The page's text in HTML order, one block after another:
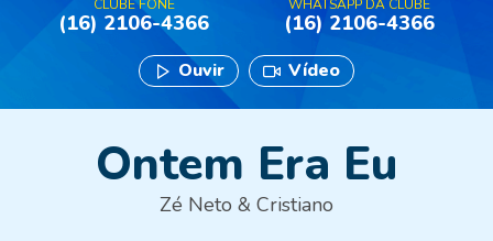
CLUBE FONE
(16) 2106-4366
WHATSAPP DA CLUBE
(16) 2106-4366
Ouvir Vídeo
Ontem Era Eu
Zé Neto & Cristiano